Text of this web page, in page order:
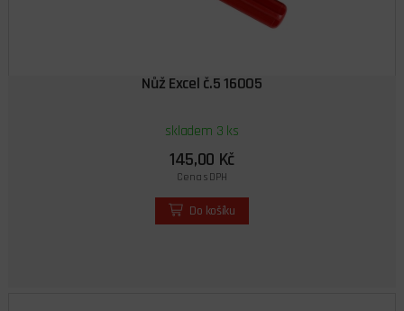
Nůž Excel č.5 16005
skladem 3 ks
145,00 Kč
Cena s DPH
Do košíku